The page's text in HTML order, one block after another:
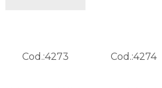
Cod.:4273 Cod.:4274